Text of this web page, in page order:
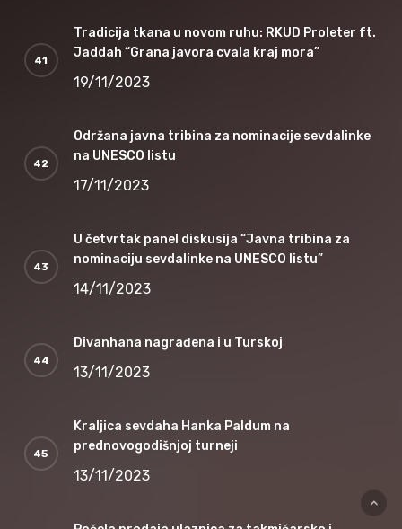
Tradicija tkana u novom ruhu: RKUD Proleter ft.
Jaddah “Grana javora cvala kraj mora”
19/11/2023
Održana javna tribina za nominacije sevdalinke
na UNESCO listu
17/11/2023
U četvrtak panel diskusija “Javna tribina za
nominaciju sevdalinke na UNESCO listu”
14/11/2023
Divanhana nagrađena i u Turskoj
13/11/2023
Kraljica sevdaha Hanka Paldum na
prednovogodišnjoj turneji
13/11/2023